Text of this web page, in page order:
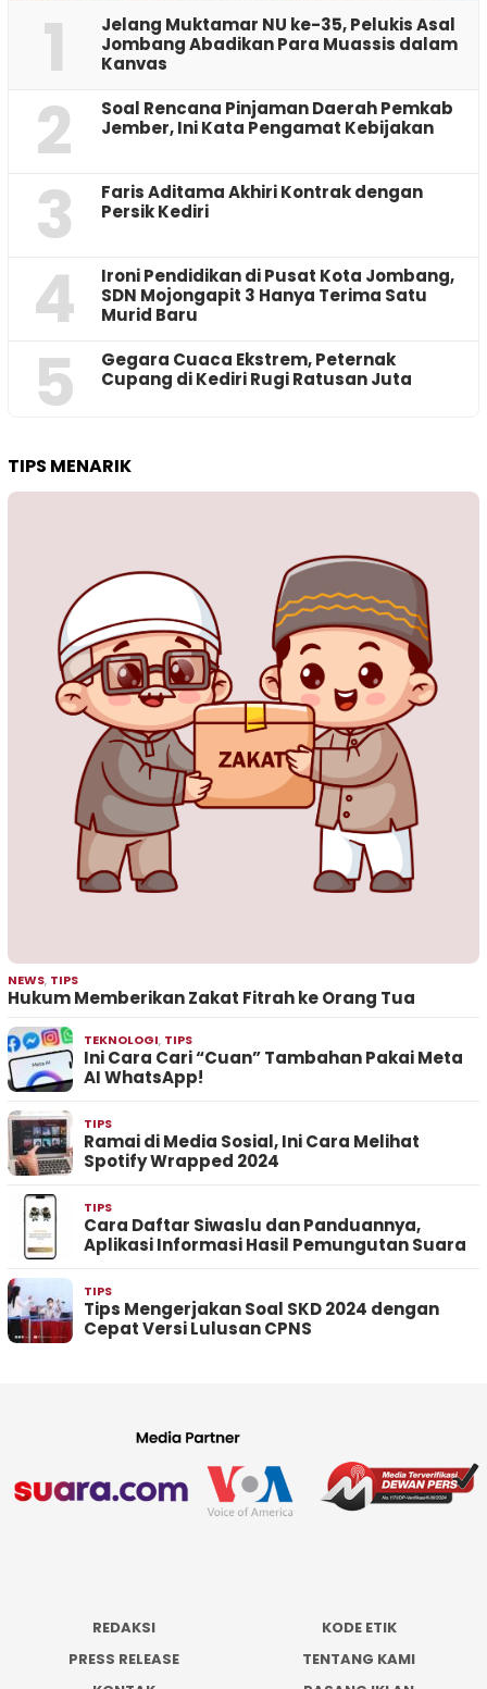
1
Jelang Muktamar NU ke-35, Pelukis Asal
Jombang Abadikan Para Muassis dalam
Kanvas
2
‎Soal Rencana Pinjaman Daerah Pemkab
Jember, Ini Kata Pengamat Kebijakan ‎
3
Faris Aditama Akhiri Kontrak dengan
Persik Kediri
4
Ironi Pendidikan di Pusat Kota Jombang,
SDN Mojongapit 3 Hanya Terima Satu
Murid Baru
5
‎Gegara Cuaca Ekstrem, Peternak
Cupang di Kediri Rugi Ratusan Juta
TIPS MENARIK
NEWS, TIPS
Hukum Memberikan Zakat Fitrah ke Orang Tua
TEKNOLOGI, TIPS
Ini Cara Cari “Cuan” Tambahan Pakai Meta
AI WhatsApp!
TIPS
Ramai di Media Sosial, Ini Cara Melihat
Spotify Wrapped 2024
TIPS
Cara Daftar Siwaslu dan Panduannya,
Aplikasi Informasi Hasil Pemungutan Suara
TIPS
Tips Mengerjakan Soal SKD 2024 dengan
Cepat Versi Lulusan CPNS
REDAKSI
KODE ETIK
PRESS RELEASE
TENTANG KAMI